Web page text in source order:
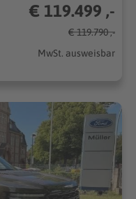
€ 119.499 ,-
€ 119.790 ,-
MwSt. ausweisbar